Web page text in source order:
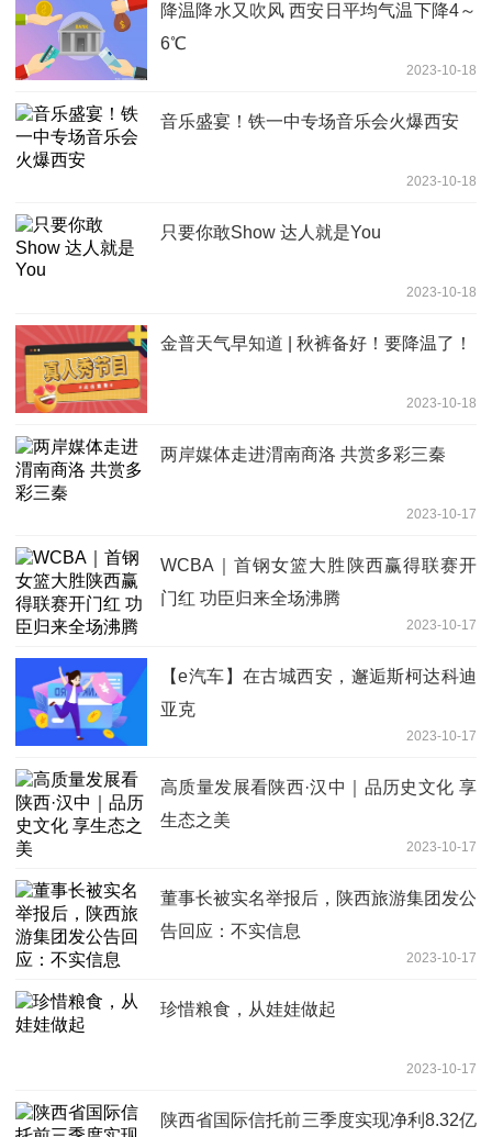
降温降水又吹风 西安日平均气温下降4～
6℃
2023-10-18
音乐盛宴！铁一中专场音乐会火爆西安
2023-10-18
只要你敢Show 达人就是You
2023-10-18
金普天气早知道 | 秋裤备好！要降温了！
2023-10-18
两岸媒体走进渭南商洛 共赏多彩三秦
2023-10-17
WCBA｜首钢女篮大胜陕西赢得联赛开
门红 功臣归来全场沸腾
2023-10-17
【e汽车】在古城西安，邂逅斯柯达科迪
亚克
2023-10-17
高质量发展看陕西·汉中｜品历史文化 享
生态之美
2023-10-17
董事长被实名举报后，陕西旅游集团发公
告回应：不实信息
2023-10-17
珍惜粮食，从娃娃做起
2023-10-17
陕西省国际信托前三季度实现净利8.32亿